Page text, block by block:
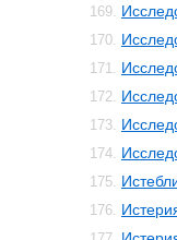
169.
170.
171.
172.
173.
174.
175.
176.